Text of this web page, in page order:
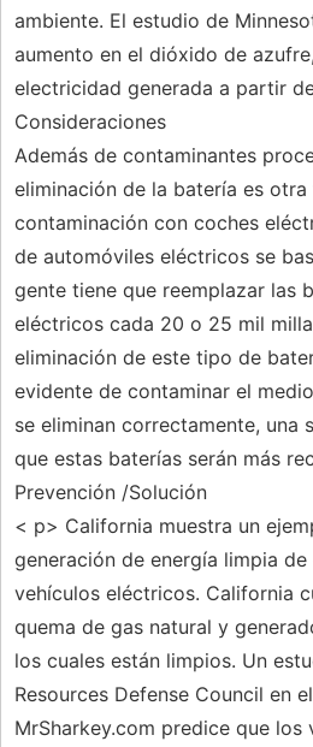
ambiente. El estudio de
aumento en el dióxido de
electricidad generada a partir
Consideraciones
Además de contaminantes
eliminación de la batería es
contaminación con coches
de automóviles eléctricos se
gente tiene que reemplazar las
eléctricos cada 20 o 25 mil
eliminación de este tipo de
evidente de contaminar el
se eliminan correctamente, una
que estas baterías serán más
Prevención /Solución
< p> California muestra un
generación de energía limpia
vehículos eléctricos. California
quema de gas natural y
los cuales están limpios. Un
Resources Defense Council en
MrSharkey.com predice que